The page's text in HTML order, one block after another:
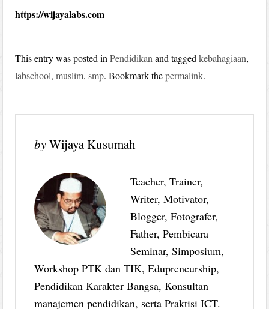
https://wijayalabs.com
This entry was posted inPendidikan and taggedkebahagiaan,
labschool,muslim,smp. Bookmark thepermalink.
byWijaya Kusumah
Teacher, Trainer,
Writer, Motivator,
Blogger, Fotografer,
Father, Pembicara
Seminar, Simposium,
Workshop PTK dan TIK, Edupreneurship,
Pendidikan Karakter Bangsa, Konsultan
manajemen pendidikan, serta Praktisi ICT.